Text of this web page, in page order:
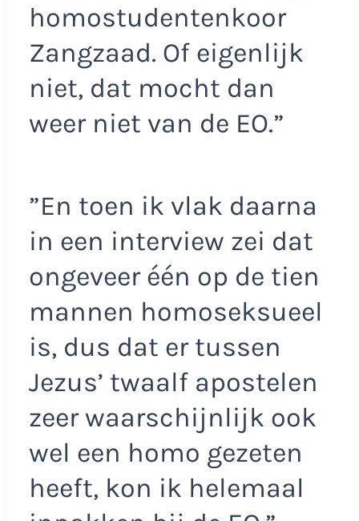
homostudentenkoor
Zangzaad. Of eigenlijk
niet, dat mocht dan
weer niet van de EO.”
”En toen ik vlak daarna
in een interview zei dat
ongeveer één op de tien
mannen homoseksueel
is, dus dat er tussen
Jezus’ twaalf apostelen
zeer waarschijnlijk ook
wel een homo gezeten
heeft, kon ik helemaal